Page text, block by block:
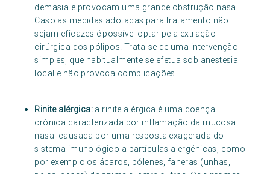
demasia e provocam uma grande obstrução nasal.
Caso as medidas adotadas para tratamento não
sejam eficazes é possível optar pela extração
cirúrgica dos pólipos. Trata-se de uma intervenção
simples, que habitualmente se efetua sob anestesia
local e não provoca complicações.
Rinite alérgica: a rinite alérgica é uma doença
crónica caracterizada por inflamação da mucosa
nasal causada por uma resposta exagerada do
sistema imunológico a partículas alergénicas, como
por exemplo os ácaros, pólenes, faneras (unhas,